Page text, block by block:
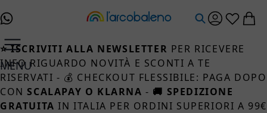
MENU
⭐ ISCRIVITI ALLA NEWSLETTER PER RICEVERE
INFO RIGUARDO NOVITÀ E SCONTI A TE
RISERVATI - 💰 CHECKOUT FLESSIBILE: PAGA DOPO
CON SCALAPAY O KLARNA - 🚚 SPEDIZIONE
GRATUITA IN ITALIA PER ORDINI SUPERIORI A 99€